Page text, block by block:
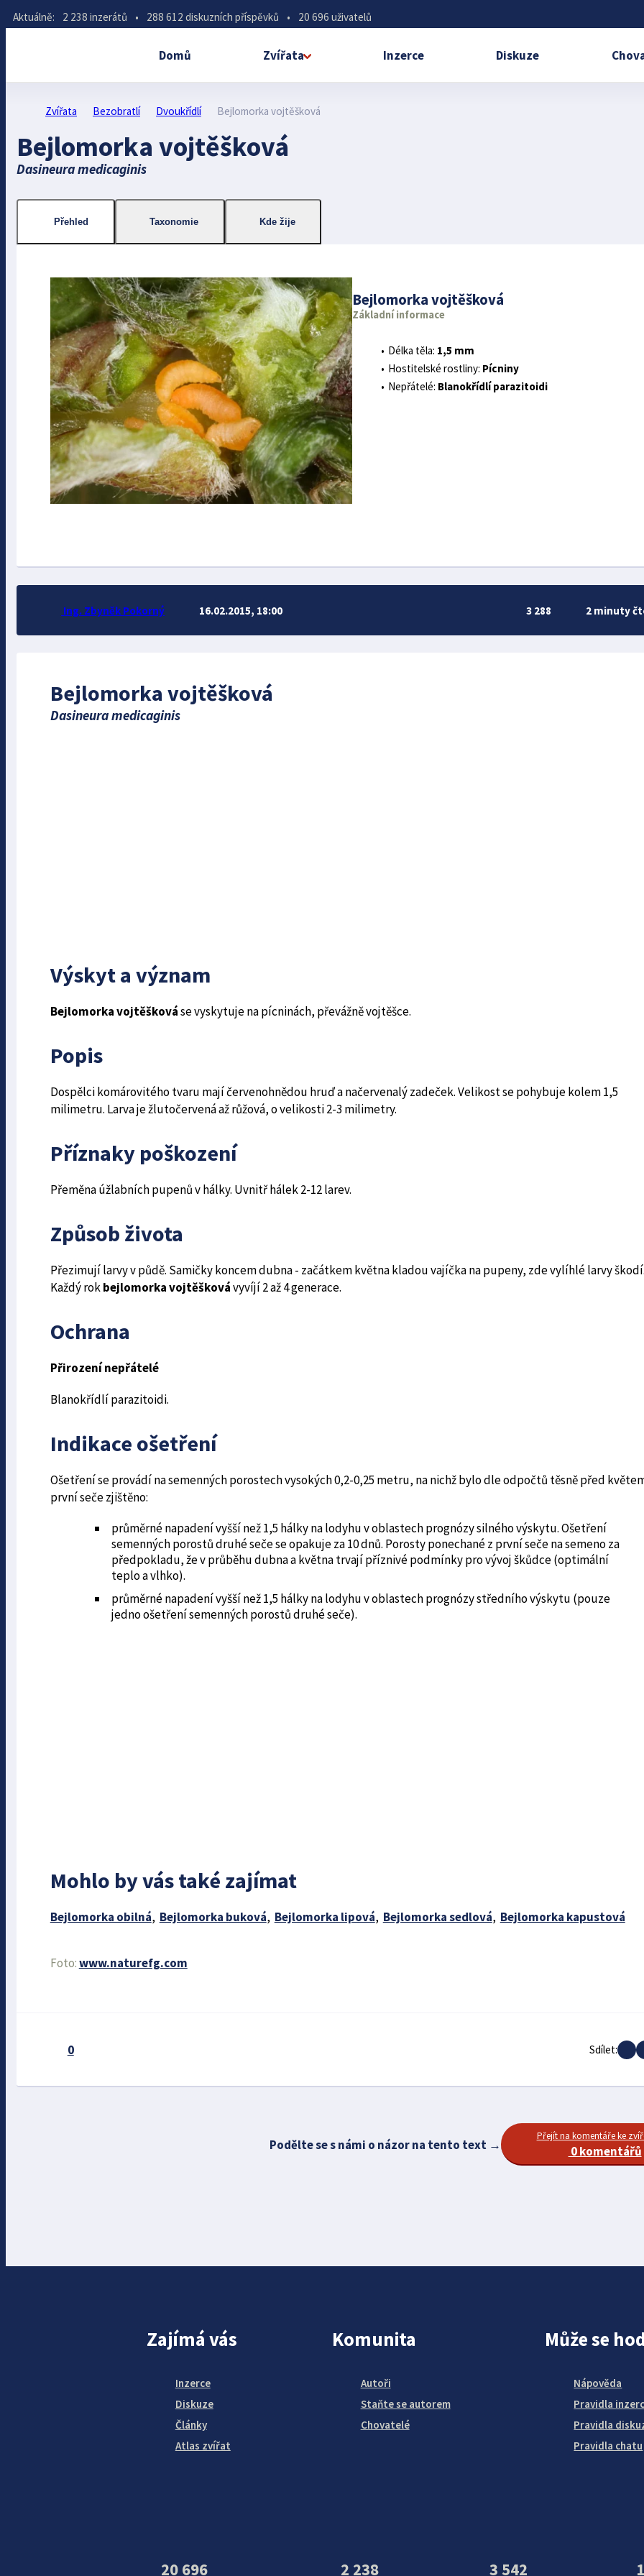
Aktuálně: 2 238 inzerátů • 288 612 diskuzních příspěvků • 20 696 uživatelů
Domů Zvířata Inzerce Diskuze
Zvířata Bezobratlí Dvoukřídlí Bejlomorka vojtěšková
Bejlomorka vojtěšková
Dasineura medicaginis
Bejlomorka vojtěšková
Dasineura medicaginis
Výskyt a význam
Bejlomorka vojtěškováse vyskytuje na pícninách, převážně vojtěšce.
Popis
Dospělci komárovitého tvaru mají červenohnědou hruď a načervenalý zadeček. Velikost se pohybuje kolem 1,5
milimetru. Larva je žlutočervená až růžová, o velikosti 2-3 milimetry.
Příznaky poškození
Přeměna úžlabních pupenů v hálky. Uvnitř hálek 2-12 larev.
Způsob života
Přezimují larvy v půdě. Samičky koncem dubna - začátkem května kladou vajíčka na pupeny, zde vylíhlé larvy
Každý rokbejlomorka vojtěškovávyvíjí 2 až 4 generace.
Ochrana
Přirození nepřátelé
Blanokřídlí parazitoidi.
Indikace ošetření
Ošetření se provádí na semenných porostech vysokých 0,2-0,25 metru, na nichž bylo dle odpočtů těsně před
první seče zjištěno:
průměrné napadení vyšší než 1,5 hálky na lodyhu v oblastech prognózy silného výskytu. Ošetření
semenných porostů druhé seče se opakuje za 10 dnů. Porosty ponechané z první seče na semeno za
předpokladu, že v prů­běhu dubna a května trvají příznivé podmínky pro vývoj škůdce (optimální
teplo a vlhko).
průměrné napadení vyšší než 1,5 hálky na lodyhu v oblastech prognózy středního výskytu (pouze
jedno ošet­ření semenných porostů druhé seče).
Mohlo by vás také zajímat
Bejlomorka obilná, Bejlomorka buková, Bejlomorka lipová, Bejlomorka sedlová, Bejlomorka kapustová
Foto:www.naturefg.com
Přehled Taxonomie Kde žije
Bejlomorka vojtěšková
Základní informace
Délka těla: 1,5 mm
Hostitelské rostliny: Pícniny
Nepřátelé: Blanokřídlí parazitoidi
Ing. Zbyněk Pokorný 16.02.2015, 18:00 3 288 2 minuty
0 Sdílet:
Podělte se s námi o názor na tento text →
Přejít na komentáře ke
0 komentářů
Zajímá vás
Inzerce
Diskuze
Články
Atlas zvířat
Komunita
Autoři
Staňte se autorem
Chovatelé
Může se
Nápověda
Pravidla
Pravidla
Pravidla chatu
20 696 2 238 3 542